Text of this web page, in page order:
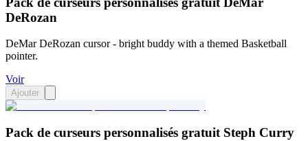
DeRozan
DeMar DeRozan cursor - bright buddy with a themed Basketball
pointer.
Voir
Ajouter
Pack de curseurs personnalisés gratuit Steph Curry